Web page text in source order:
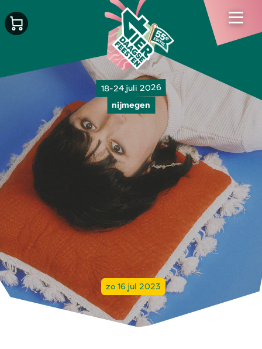
18-24 juli 2026
nijmegen
zo 16 jul 2023